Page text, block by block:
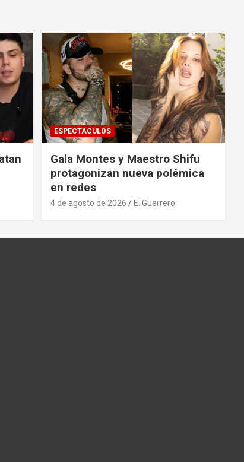
ESPECTACULOS
Gala Montes y Maestro Shifu
protagonizan nueva polémica
en redes
4 de agosto de 2026 E. Guerrero